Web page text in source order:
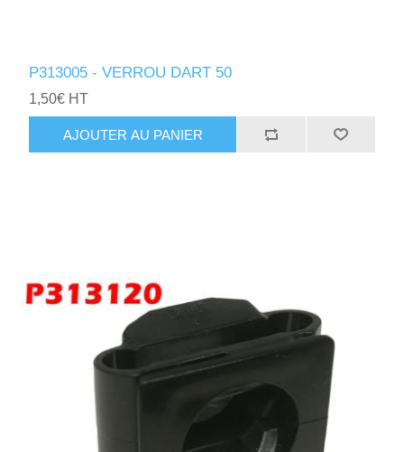
P313005 - VERROU DART 50
1,50€ HT
AJOUTER AU PANIER